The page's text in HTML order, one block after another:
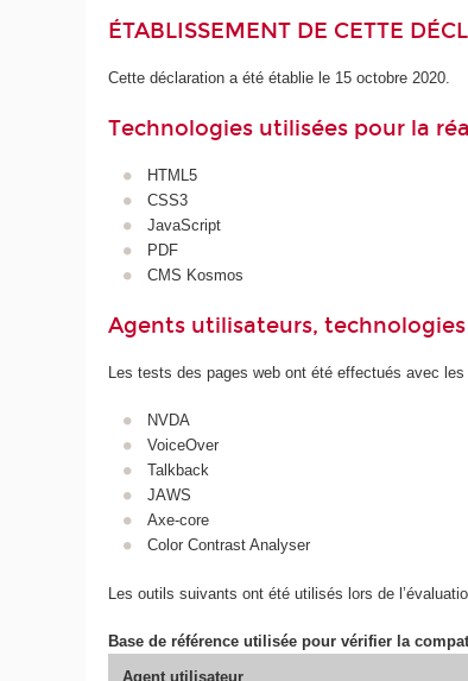
ÉTABLISSEMENT DE CETTE
Cette déclaration a été établie le 15 octobre 2020.
Technologies utilisées pour la
HTML5
CSS3
JavaScript
PDF
CMS Kosmos
Agents utilisateurs,
Les tests des pages web ont été effectués avec
NVDA
VoiceOver
Talkback
JAWS
Axe-core
Color Contrast Analyser
Les outils suivants ont été utilisés lors de
Base de référence utilisée pour vérifier la
Agent utilisateur